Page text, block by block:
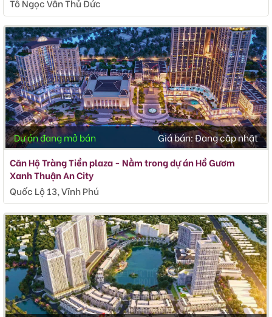
Tô Ngọc Vân Thủ Đức
Dự án đang mở bán Giá bán:Đang cập nhật
Căn Hộ Tràng Tiền plaza - Nằm trong dự án Hồ Gươm
Xanh Thuận An City
Quốc Lộ 13, Vĩnh Phú